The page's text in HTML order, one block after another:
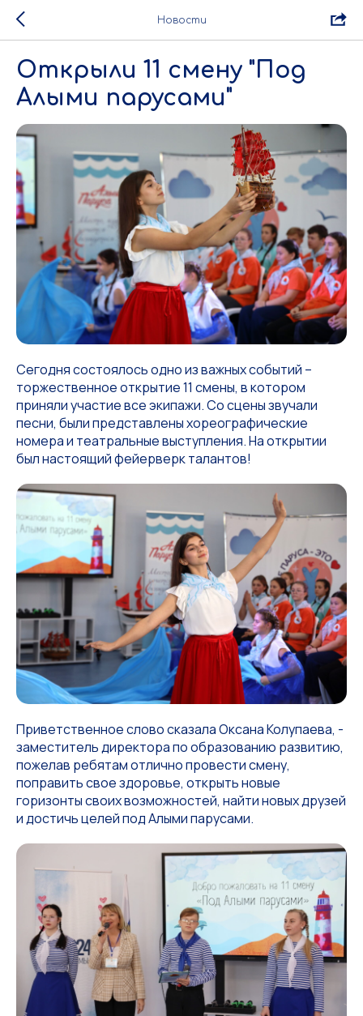
Новости
Открыли 11 смену "Под
Алыми парусами"
Сегодня состоялось одно из важных событий –
торжественное открытие 11 смены, в котором
приняли участие все экипажи. Со сцены звучали
песни, были представлены хореографические
номера и театральные выступления. На открытии
был настоящий фейерверк талантов!
Приветственное слово сказала Оксана Колупаева, -
заместитель директора по образованию развитию,
пожелав ребятам отлично провести смену,
поправить свое здоровье, открыть новые
горизонты своих возможностей, найти новых друзей
и достичь целей под Алыми парусами.